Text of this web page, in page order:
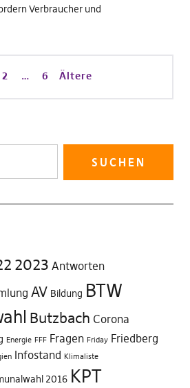
Verbraucher und
2 … 6 Ältere
2023 Antworten
AV Bildung BTW
Butzbach Corona
Energie FFF Fragen Friday Friedberg
Infostand Klimaliste
2016 KPT